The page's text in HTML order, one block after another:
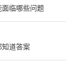
临哪些问题
知道答案